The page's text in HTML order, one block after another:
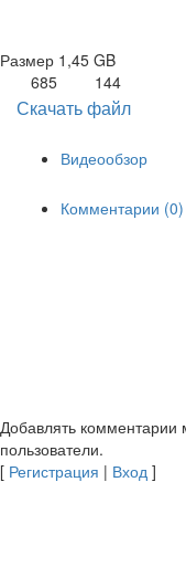
Размер 1,45 GB
685
144
Скачать файл
Видеообзор
Комментарии (0)
Добавлять комментарии
пользователи.
[ Регистрация | Вход ]